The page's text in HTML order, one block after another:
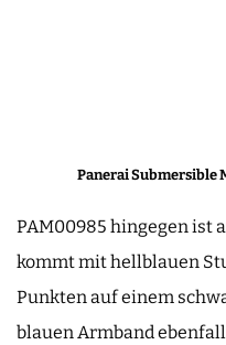
Panerai Submersible
PAM00985 hingegen ist
kommt mit hellblauen
Punkten auf einem
blauen Armband